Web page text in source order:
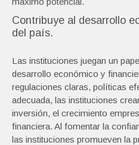
Contribuye al desarrollo
del país.
Las instituciones juegan un
desarrollo económico y
regulaciones claras, políticas
adecuada, las instituciones
inversión, el crecimiento
financiera. Al fomentar la
las instituciones promueven la